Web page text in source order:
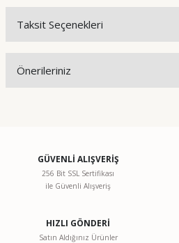
Taksit Seçenekleri
Önerileriniz
Görüş ve önerileriniz için teşekkür
Ürün resmi kalitesiz, bozuk veya
Ürün bilgilerinde hatalar bulunuyor.
GÜVENLİ ALIŞVERİŞ
256 Bit SSL Sertifikası
ile Güvenli Alışveriş
HIZLI GÖNDERİ
Satın Aldığınız Ürünler